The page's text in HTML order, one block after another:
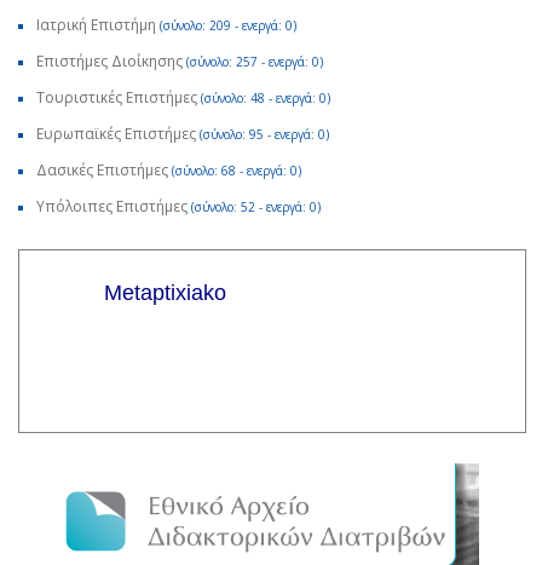
Ιατρική Επιστήμη (σύνολο: 209 - ενεργά: 0)
Επιστήμες Διοίκησης (σύνολο: 257 - ενεργά: 0)
Τουριστικές Επιστήμες (σύνολο: 48 - ενεργά: 0)
Ευρωπαϊκές Επιστήμες (σύνολο: 95 - ενεργά: 0)
Δασικές Επιστήμες (σύνολο: 68 - ενεργά: 0)
Υπόλοιπες Επιστήμες (σύνολο: 52 - ενεργά: 0)